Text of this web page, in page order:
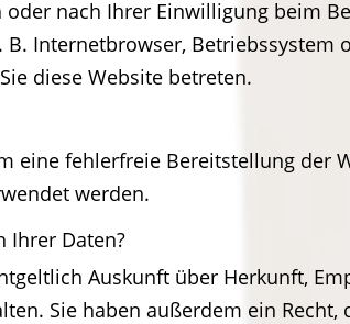
nach Ihrer Einwilligung beim
Internetbrowser, Betriebssystem
diese Website betreten.
eine fehlerfreie Bereitstellung der
werden.
Ihrer Daten?
Auskunft über Herkunft,
Sie haben außerdem ein